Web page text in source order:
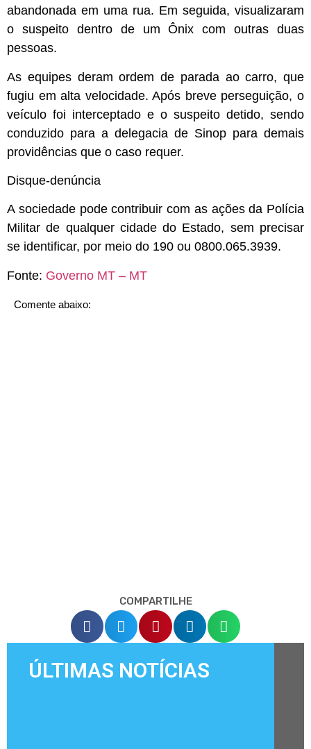
abandonada em uma rua. Em seguida, visualizaram
o suspeito dentro de um Ônix com outras duas
pessoas.
As equipes deram ordem de parada ao carro, que
fugiu em alta velocidade. Após breve perseguição, o
veículo foi interceptado e o suspeito detido, sendo
conduzido para a delegacia de Sinop para demais
providências que o caso requer.
Disque-denúncia
A sociedade pode contribuir com as ações da Polícia
Militar de qualquer cidade do Estado, sem precisar
se identificar, por meio do 190 ou 0800.065.3939.
Fonte: Governo MT – MT
Comente abaixo:
COMPARTILHE
ÚLTIMAS NOTÍCIAS